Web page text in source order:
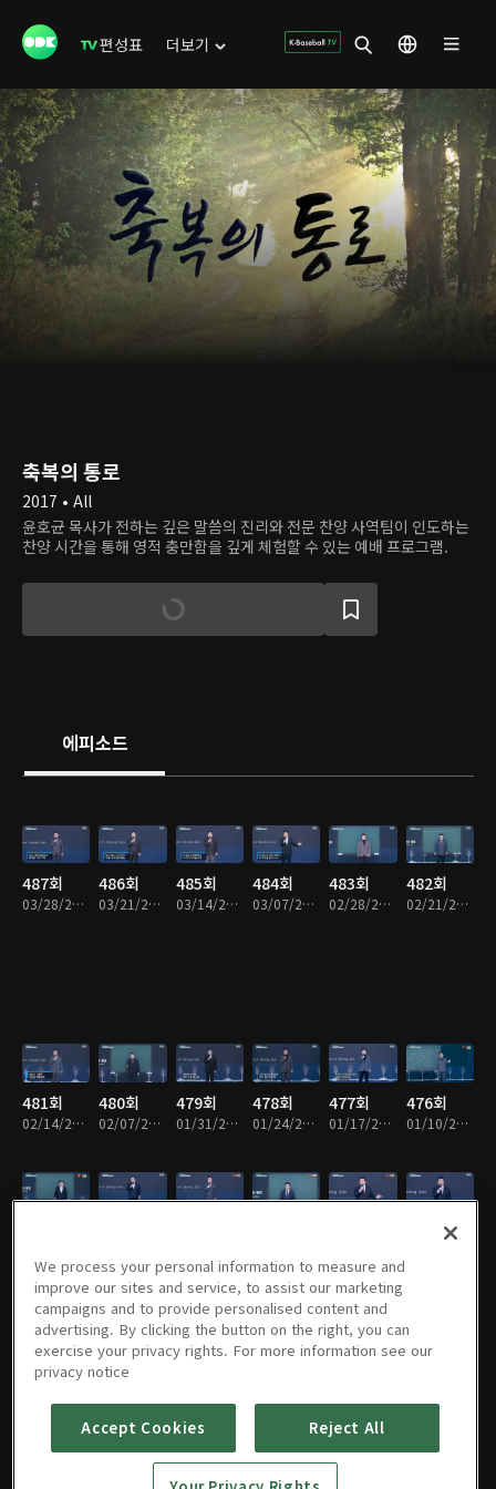
편성표 더보기
축복의 통로
2017 • All
윤호균 목사가 전하는 깊은 말씀의 진리와 전문 찬양 사역팀이 인도하는
찬양 시간을 통해 영적 충만함을 깊게 체험할 수 있는 예배 프로그램.
에피소드
487회
03/28/2021 • 51분
486회
03/21/2021 • 51분
485회
03/14/2021 • 51분
484회
03/07/2021 • 50분
483회
02/28/2021 • 50분
482회
02/21/2021 • 51분
481회
02/14/2021 • 50분
480회
02/07/2021 • 51분
479회
01/31/2021 • 51분
478회
01/24/2021 • 51분
477회
01/17/2021 • 51분
476회
01/10/2021 • 51분
470회
469회
11/22/2020 • 51분
468회 467회 466회 465회 464회
We process your personal information to measure and
improve our sites and service, to assist our marketing
campaigns and to provide personalised content and
advertising. By clicking the button on the right, you can
exercise your privacy rights. For more information see our
privacy notice
Accept Cookies Reject All